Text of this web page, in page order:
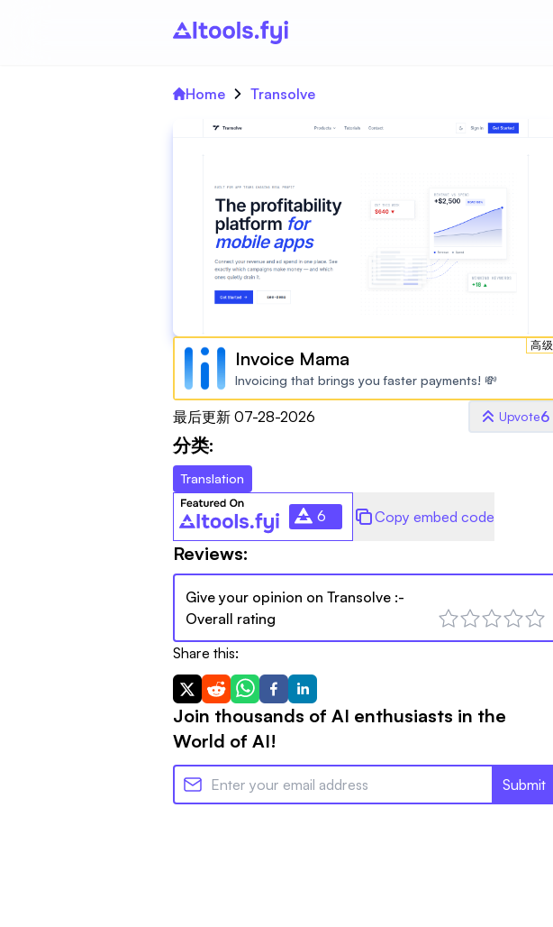
Home Transolve
高级
Invoice Mama
Invoicing that brings you faster payments! 💸
最后更新 07-28-2026 Upvote6
分类:
Translation
6 Copy embed code
Reviews:
Give your opinion on Transolve :-
Overall rating
Share this:
Join thousands of AI enthusiasts in the
World of AI!
Submit